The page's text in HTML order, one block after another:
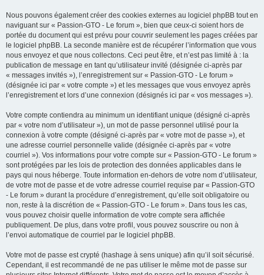
Nous pouvons également créer des cookies externes au logiciel phpBB tout en
naviguant sur « Passion-GTO - Le forum », bien que ceux-ci soient hors de
portée du document qui est prévu pour couvrir seulement les pages créées par
le logiciel phpBB. La seconde manière est de récupérer l’information que vous
nous envoyez et que nous collectons. Ceci peut être, et n’est pas limité à : la
publication de message en tant qu’utilisateur invité (désignée ci-après par
« messages invités »), l’enregistrement sur « Passion-GTO - Le forum »
(désignée ici par « votre compte ») et les messages que vous envoyez après
l’enregistrement et lors d’une connexion (désignés ici par « vos messages »).
Votre compte contiendra au minimum un identifiant unique (désigné ci-après
par « votre nom d’utilisateur »), un mot de passe personnel utilisé pour la
connexion à votre compte (désigné ci-après par « votre mot de passe »), et
une adresse courriel personnelle valide (désignée ci-après par « votre
courriel »). Vos informations pour votre compte sur « Passion-GTO - Le forum »
sont protégées par les lois de protection des données applicables dans le
pays qui nous héberge. Toute information en-dehors de votre nom d’utilisateur,
de votre mot de passe et de votre adresse courriel requise par « Passion-GTO
- Le forum » durant la procédure d’enregistrement, qu’elle soit obligatoire ou
non, reste à la discrétion de « Passion-GTO - Le forum ». Dans tous les cas,
vous pouvez choisir quelle information de votre compte sera affichée
publiquement. De plus, dans votre profil, vous pouvez souscrire ou non à
l’envoi automatique de courriel par le logiciel phpBB.
Votre mot de passe est crypté (hashage à sens unique) afin qu’il soit sécurisé.
Cependant, il est recommandé de ne pas utiliser le même mot de passe sur